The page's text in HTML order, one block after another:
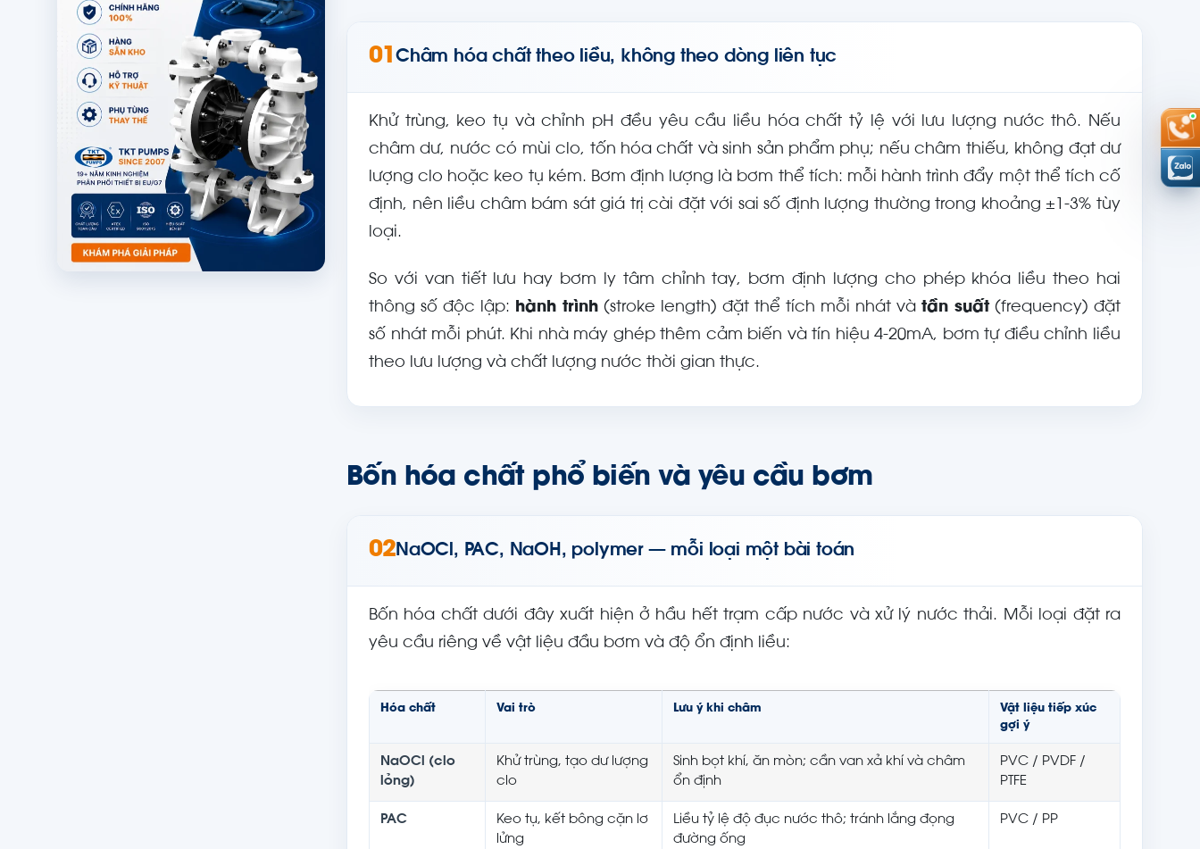
01 Châm hóa chất theo liều, không theo dòng liên tục
Khử trùng, keo tụ và chỉnh pH đều yêu cầu liều hóa chất tỷ lệ với lưu lượng nước thô. Nếu
châm dư, nước có mùi clo, tốn hóa chất và sinh sản phẩm phụ; nếu châm thiếu, không đạt dư
lượng clo hoặc keo tụ kém. Bơm định lượng là bơm thể tích: mỗi hành trình đẩy một thể tích cố
định, nên liều châm bám sát giá trị cài đặt với sai số định lượng thường trong khoảng ±1-3% tùy
loại.
So với van tiết lưu hay bơm ly tâm chỉnh tay, bơm định lượng cho phép khóa liều theo hai
thông số độc lập: hành trình (stroke length) đặt thể tích mỗi nhát và tần suất(frequency) đặt
số nhát mỗi phút. Khi nhà máy ghép thêm cảm biến và tín hiệu 4-20mA, bơm tự điều chỉnh liều
theo lưu lượng và chất lượng nước thời gian thực.
Bốn hóa chất phổ biến và yêu cầu bơm
02NaOCl, PAC, NaOH, polymer — mỗi loại một bài toán
Bốn hóa chất dưới đây xuất hiện ở hầu hết trạm cấp nước và xử lý nước thải. Mỗi loại đặt ra
yêu cầu riêng về vật liệu đầu bơm và độ ổn định liều:
Hóa chất Vai trò Lưu ý khi châm
Vật liệu tiếp xúc
gợi ý
NaOCl (clo
lỏng)
Khử trùng, tạo dư lượng
clo
Sinh bọt khí, ăn mòn; cần van xả khí và châm
ổn định
PVC / PVDF /
PTFE
PAC
Keo tụ, kết bông cặn lơ
lửng
Liều tỷ lệ độ đục nước thô; tránh lắng đọng
đường ống
PVC / PP